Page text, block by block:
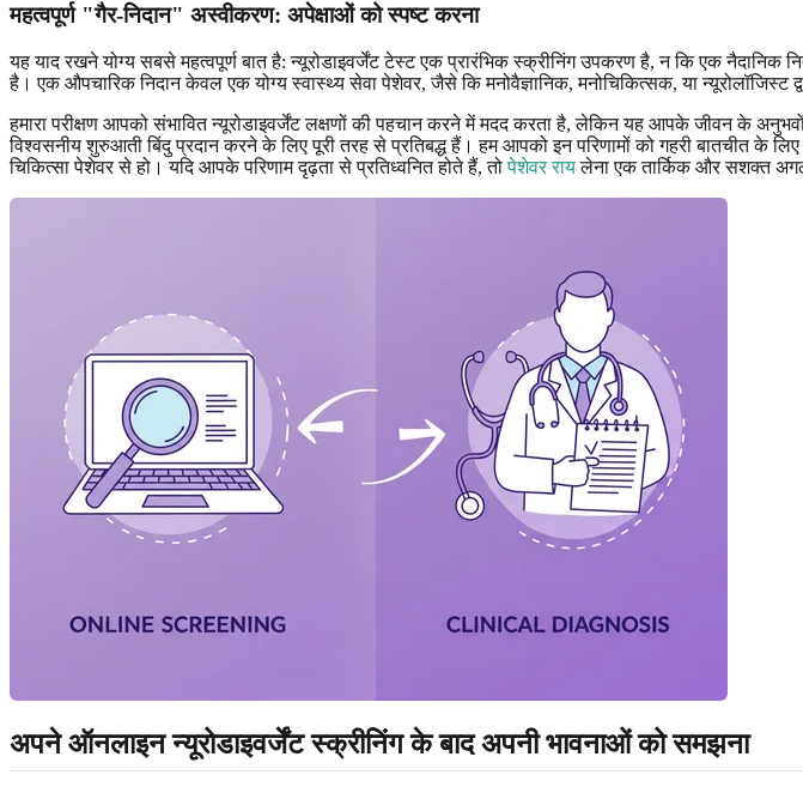
महत्वपूर्ण "गैर-निदान" अस्वीकरण: अपेक्षाओं को स्पष्ट करना
यह याद रखने योग्य सबसे महत्वपूर्ण बात है: न्यूरोडाइवर्जेंट टेस्ट एक प्रारंभिक स्क्रीनिंग उपकरण है, न कि एक
है। एक औपचारिक निदान केवल एक योग्य स्वास्थ्य सेवा पेशेवर, जैसे कि मनोवैज्ञानिक, मनोचिकित्सक, या न्यूरोलॉजिस्ट
हमारा परीक्षण आपको संभावित न्यूरोडाइवर्जेंट लक्षणों की पहचान करने में मदद करता है, लेकिन यह आपके जीवन के
विश्वसनीय शुरुआती बिंदु प्रदान करने के लिए पूरी तरह से प्रतिबद्ध हैं। हम आपको इन परिणामों को गहरी बातचीत के
चिकित्सा पेशेवर से हो। यदि आपके परिणाम दृढ़ता से प्रतिध्वनित होते हैं, तोपेशेवर रायलेना एक तार्किक और सशक्त
अपने ऑनलाइन न्यूरोडाइवर्जेंट स्क्रीनिंग के बाद अपनी भावनाओं को समझना